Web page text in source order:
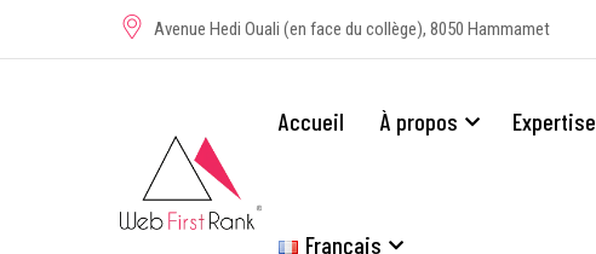
Avenue Hedi Ouali (en face du collège), 8050 Hammamet
Accueil À propos Expertise
Français